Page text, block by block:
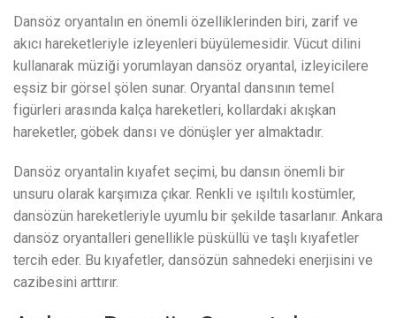
Dansöz oryantalın en önemli özelliklerinden biri, zarif ve
akıcı hareketleriyle izleyenleri büyülemesidir. Vücut dilini
kullanarak müziği yorumlayan dansöz oryantal, izleyicilere
eşsiz bir görsel şölen sunar. Oryantal dansının temel
figürleri arasında kalça hareketleri, kollardaki akışkan
hareketler, göbek dansı ve dönüşler yer almaktadır.
Dansöz oryantalin kıyafet seçimi, bu dansın önemli bir
unsuru olarak karşımıza çıkar. Renkli ve ışıltılı kostümler,
dansözün hareketleriyle uyumlu bir şekilde tasarlanır. Ankara
dansöz oryantalleri genellikle püsküllü ve taşlı kıyafetler
tercih eder. Bu kıyafetler, dansözün sahnedeki enerjisini ve
cazibesini arttırır.